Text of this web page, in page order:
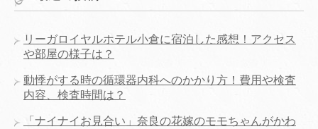
リーガロイヤルホテル小倉に宿泊した感想！アクセス
や部屋の様子は？
動悸がする時の循環器内科へのかかり方！費用や検査
内容、検査時間は？
「ナイナイお見合い」奈良の花嫁のモモちゃんがかわ